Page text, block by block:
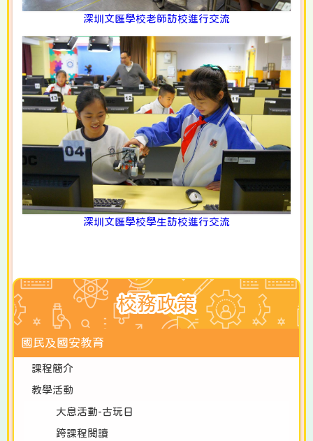
深圳文匯學校老師訪校進行交流
深圳文匯學校學生訪校進行交流
校務政策
國民及國安教育
課程簡介
教學活動
大息活動-古玩日
跨課程閱讀